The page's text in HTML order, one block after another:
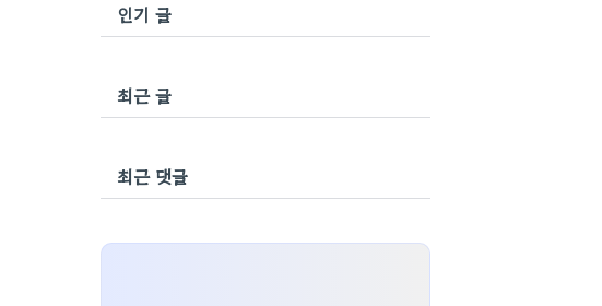
인기 글
최근 글
최근 댓글